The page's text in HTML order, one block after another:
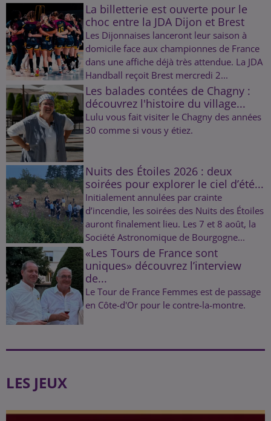
La billetterie est ouverte pour le
choc entre la JDA Dijon et Brest
Les Dijonnaises lanceront leur saison à
domicile face aux championnes de France
dans une affiche déjà très attendue. La JDA
Handball reçoit Brest mercredi 2...
Les balades contées de Chagny :
découvrez l'histoire du village...
Lulu vous fait visiter le Chagny des années
30 comme si vous y étiez.
Nuits des Étoiles 2026 : deux
soirées pour explorer le ciel d’été...
Initialement annulées par crainte
d’incendie, les soirées des Nuits des Étoiles
auront finalement lieu. Les 7 et 8 août, la
Société Astronomique de Bourgogne...
«Les Tours de France sont
uniques» découvrez l’interview
de...
Le Tour de France Femmes est de passage
en Côte-d'Or pour le contre-la-montre.
LES JEUX